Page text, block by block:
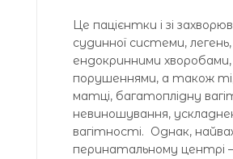
Це пацієнтки і зі
судинної системи,
ендокринними хворобами,
порушеннями, а також
матці, багатоплідну
невиношування,
вагітності. Однак,
перинатальному центрі